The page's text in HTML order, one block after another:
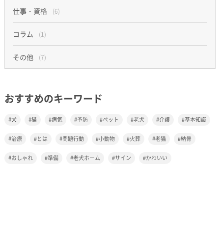
仕事・資格 (6)
コラム (1)
その他 (7)
おすすめのキーワード
犬 猫 病気 予防 ペット 老犬 介護 基本知識
治療 とは 問題行動 小動物 火葬 老猫 納骨
おしゃれ 準備 老犬ホーム サイン かわいい